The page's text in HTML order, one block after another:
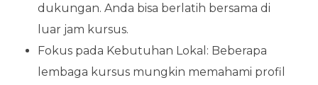
dukungan. Anda bisa berlatih bersama di
luar jam kursus.
Fokus pada Kebutuhan Lokal: Beberapa
lembaga kursus mungkin memahami profil